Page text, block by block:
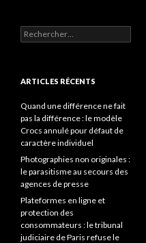
Rechercher :
ARTICLES RÉCENTS
Quand une différence ne fait
pas la différence : le modèle
Crocs annulé pour défaut de
caractère individuel
Photographies non originales :
le parasitisme au secours des
agences de presse
Plateformes en ligne et
protection des
consommateurs : le tribunal
judiciaire de Paris refuse le